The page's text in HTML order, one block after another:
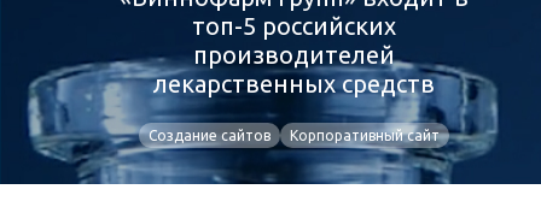
топ-5 российских
производителей
лекарственных средств
Создание сайтов Корпоративный сайт